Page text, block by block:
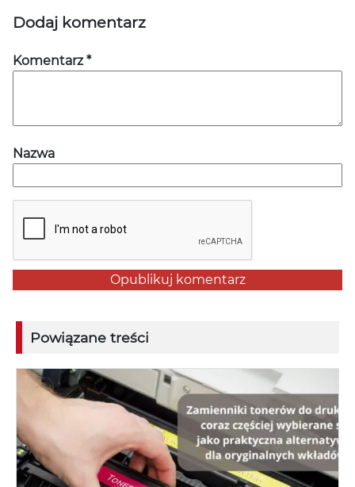
Dodaj komentarz
Komentarz*
Nazwa
Powiązane treści